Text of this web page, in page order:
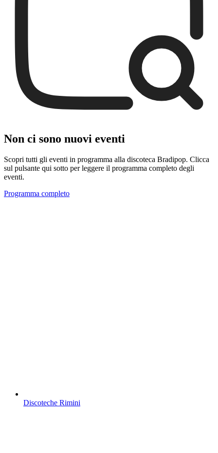
Non ci sono nuovi eventi
Scopri tutti gli eventi in programma alla discoteca Bradipop. Clicca
sul pulsante qui sotto per leggere il programma completo degli
eventi.
Programma completo
Discoteche Rimini